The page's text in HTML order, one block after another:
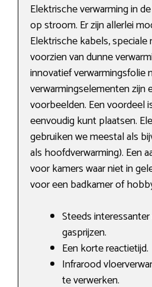
Elektrische verwarming in
op stroom. Er zijn allerlei
Elektrische kabels, speciale
voorzien van dunne
innovatief verwarmingsfolie
verwarmingselementen zijn
voorbeelden. Een voordeel
eenvoudig kunt plaatsen.
gebruiken we meestal als
als hoofdverwarming). Een
voor kamers waar niet in
voor een badkamer of
Steeds
gasprijzen.
Een korte reactietijd.
Infrarood
te verwerken.